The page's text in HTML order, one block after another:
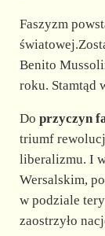
Faszyzm
Benito
roku. Stamtąd
Do przyczyn
triumf
liberalizmu. I
Wersalskim,
w podziale
zaostrzyło